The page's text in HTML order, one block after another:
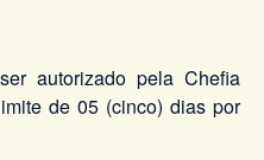
autorizado pela Chefia
de 05 (cinco) dias por